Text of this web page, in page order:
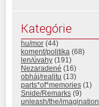
Kategórie
hu/mor (44)
koment/politika (68)
len/úvahy (191)
Nezaradené (16)
obháj/realitu (13)
parts*of*memories (1)
Snide/Remarks (9)
unleash/the/imagination